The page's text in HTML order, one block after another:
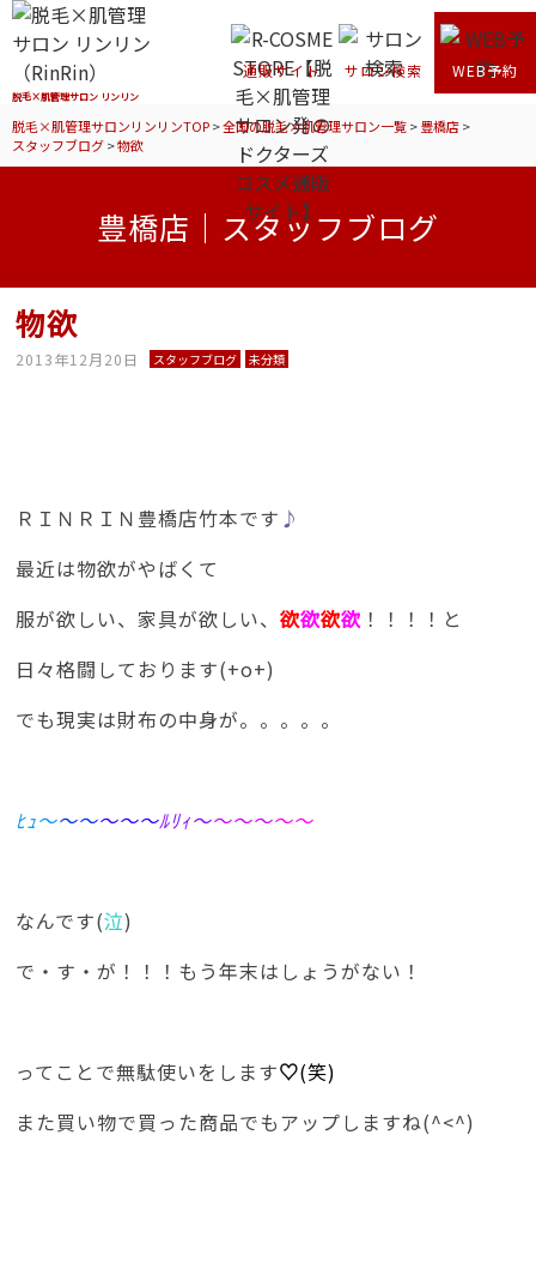
脱毛×肌管理サロン リンリン
通販サイト サロン検索 WEB予約
脱毛×肌管理サロンリンリンTOP>全国の脱毛×肌管理サロン一覧>豊橋店>
スタッフブログ>物欲
豊橋店｜スタッフブログ
物欲
2013年12月20日 スタッフブログ 未分類
ＲＩＮＲＩＮ豊橋店竹本です ♪
最近は物欲がやばくて
服が欲しい、家具が欲しい、欲欲欲欲 ！！！！と
日々格闘しております(+o+)
でも現実は財布の中身が。。。。。
ﾋｭ～～～～～～ﾙﾘｨ～～～～～～
なんです(泣)
で・す・が！！！もう年末はしょうがない！
ってことで無駄使いをします♡(笑)
また買い物で買った商品でもアップしますね(^<^)